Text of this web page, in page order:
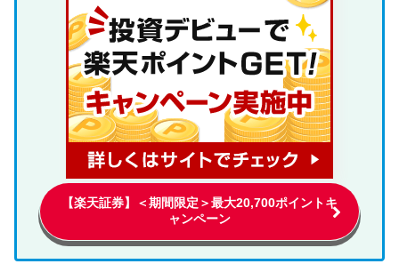
【楽天証券】＜期間限定＞最大20,700ポイントキ
ャンペーン